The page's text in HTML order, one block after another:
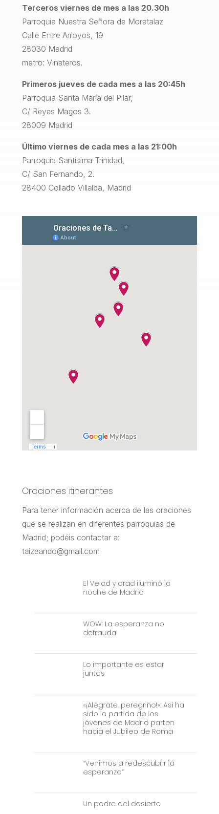
Terceros viernes de mes a las 20.30h
Parroquia Nuestra Señora de Moratalaz
Calle Entre Arroyos, 19
28030 Madrid
metro: Vinateros.
Primeros jueves de cada mes a las 20:45h
Parroquia Santa María del Pilar,
C/ Reyes Magos 3.
28009 Madrid
Último viernes de cada mes a las 21:00h
Parroquia Santísima Trinidad,
C/ San Fernando, 2.
28400 Collado Villalba, Madrid
Oraciones itinerantes
Para tener información acerca de las oraciones
que se realizan en diferentes parroquias de
Madrid; podéis contactar a:
taizeando@gmail.com
El Velad y orad iluminó la
noche de Madrid
WOW: La esperanza no
defrauda
Lo importante es estar
juntos
«¡Alégrate, peregrino!»: Así ha
sido la partida de los
jóvenes de Madrid parten
hacia el Jubileo de Roma
“Venimos a redescubrir la
esperanza”
Un padre del desierto